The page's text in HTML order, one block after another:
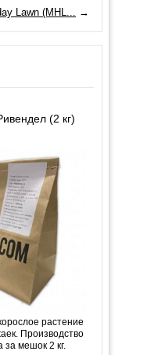
Lawn (MHL... →
(2 кг)
растение
Производство
мешок 2 кг.